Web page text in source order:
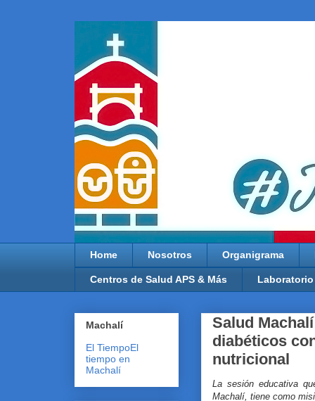
Home Nosotros Organigrama
Centros de Salud APS & Más Laboratorio
Salud
diabéticos
nutricional
La sesión educativa
Machalí, tiene como
Machalí
El TiempoEl
tiempo en
Machalí